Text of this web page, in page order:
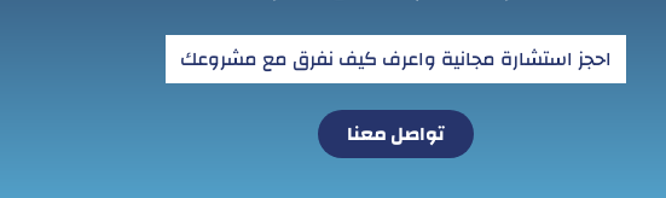
احجز استشارة مجانية واعرف كيف نفرق مع مشروعك
تواصل معنا